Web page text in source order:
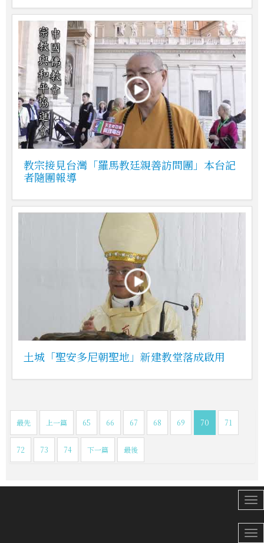
教宗接見台灣「羅馬教廷親善訪問團」本台記
者隨團報導
土城「聖安多尼朝聖地」新建教堂落成啟用
最先 上一篇 65 66 67 68 69 70 71
72 73 74 下一篇 最後